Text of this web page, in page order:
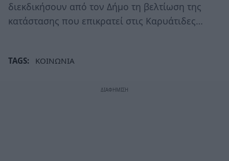
διεκδικήσουν από τον Δήμο τη βελτίωση της
κατάστασης που επικρατεί στις Καρυάτιδες…
TAGS: ΚΟΙΝΩΝΙΑ